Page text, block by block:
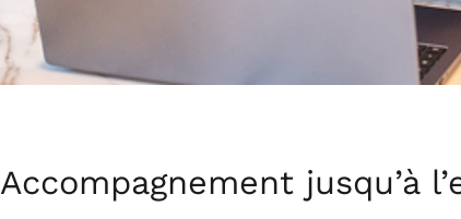
Accompagnement jusqu’à